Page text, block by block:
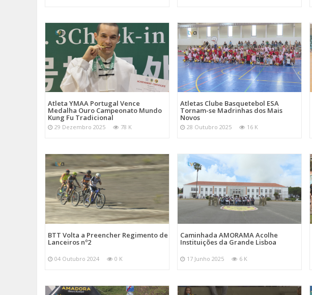
Atleta YMAA Portugal Vence
Medalha Ouro Campeonato Mundo
Kung Fu Tradicional
29 Dezembro 2025 78 K
Atletas Clube Basquetebol ESA
Tornam-se Madrinhas dos Mais
Novos
28 Outubro 2025 16 K
BTT Volta a Preencher Regimento de
Lanceiros nº2
04 Outubro 2024 0 K
Caminhada AMORAMA Acolhe
Instituições da Grande Lisboa
17 Junho 2025 6 K